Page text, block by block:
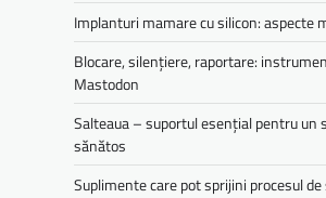
Implanturi mamare cu silicon: aspecte
Blocare, silențiere, raportare:
Mastodon
Salteaua – suportul esențial pentru un
sănătos
Suplimente care pot sprijini procesul